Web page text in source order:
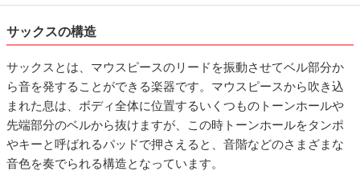
サックスの構造
サックスとは、マウスピースのリードを振動させてベル部分か
ら音を発することができる楽器です。マウスピースから吹き込
まれた息は、ボディ全体に位置するいくつものトーンホールや
先端部分のベルから抜けますが、この時トーンホールをタンポ
やキーと呼ばれるパッドで押さえると、音階などのさまざまな
音色を奏でられる構造となっています。